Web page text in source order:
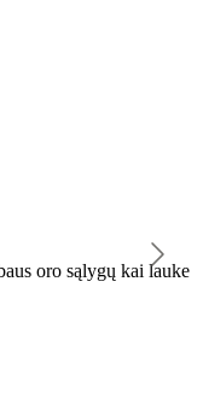
oro sąlygų kai lauke